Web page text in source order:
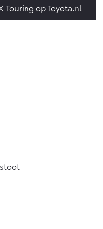
Touring op Toyota.nl